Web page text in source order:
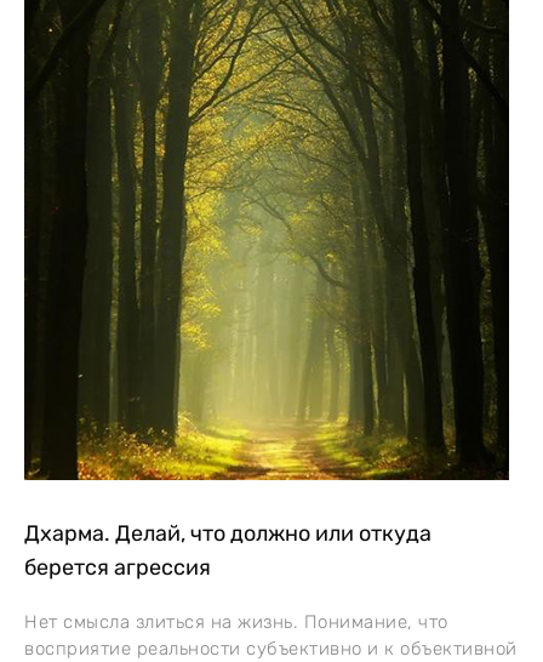
Дхарма. Делай, что должно или откуда
берется агрессия
Нет смысла злиться на жизнь. Понимание, что
восприятие реальности субъективно и к объективной